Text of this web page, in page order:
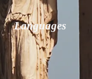
Languages